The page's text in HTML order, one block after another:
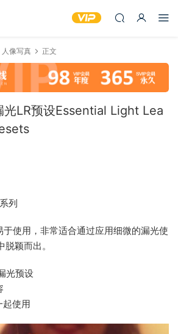
人像写真 正文
光LR预设Essential Light Lea
列
使用，非常适合通过应用细微的漏光使
颖而出。
光预设
起使用